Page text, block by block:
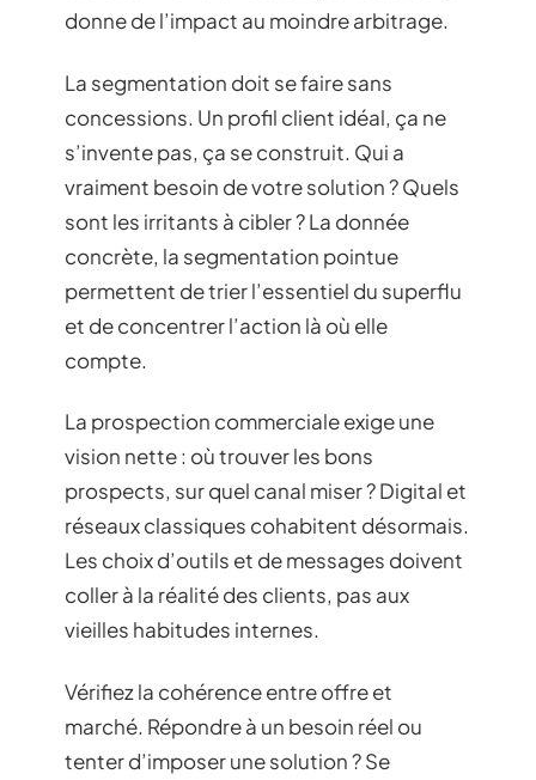
donne de l’impact au moindre arbitrage.
La segmentation doit se faire sans
concessions. Un profil client idéal, ça ne
s’invente pas, ça se construit. Qui a
vraiment besoin de votre solution ? Quels
sont les irritants à cibler ? La donnée
concrète, la segmentation pointue
permettent de trier l’essentiel du superflu
et de concentrer l’action là où elle
compte.
La prospection commerciale exige une
vision nette : où trouver les bons
prospects, sur quel canal miser ? Digital et
réseaux classiques cohabitent désormais.
Les choix d’outils et de messages doivent
coller à la réalité des clients, pas aux
vieilles habitudes internes.
Vérifiez la cohérence entre offre et
marché. Répondre à un besoin réel ou
tenter d’imposer une solution ? Se